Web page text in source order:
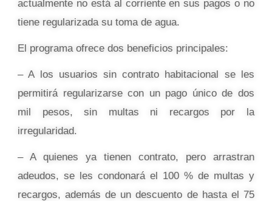
actualmente no está al corriente en sus pagos o no
tiene regularizada su toma de agua.
El programa ofrece dos beneficios principales:
– A los usuarios sin contrato habitacional se les
permitirá regularizarse con un pago único de dos
mil pesos, sin multas ni recargos por la
irregularidad.
– A quienes ya tienen contrato, pero arrastran
adeudos, se les condonará el 100 % de multas y
recargos, además de un descuento de hasta el 75